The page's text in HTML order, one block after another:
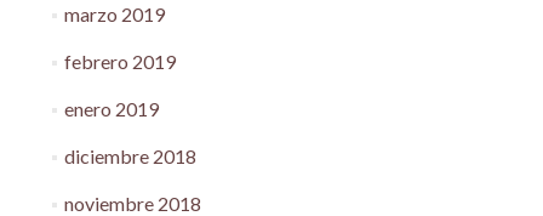
marzo 2019
febrero 2019
enero 2019
diciembre 2018
noviembre 2018